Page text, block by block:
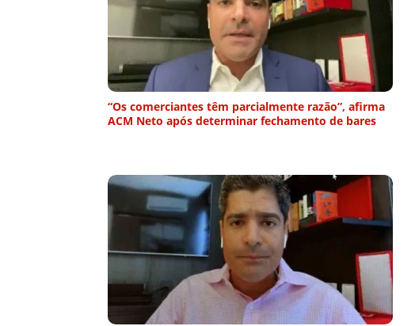
“Os comerciantes têm parcialmente razão”, afirma
ACM Neto após determinar fechamento de bares